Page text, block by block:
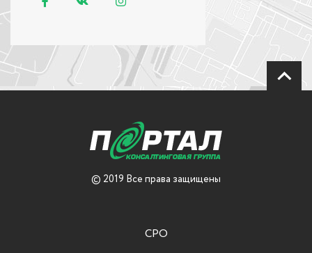
© 2019 Все права защищены
СРО